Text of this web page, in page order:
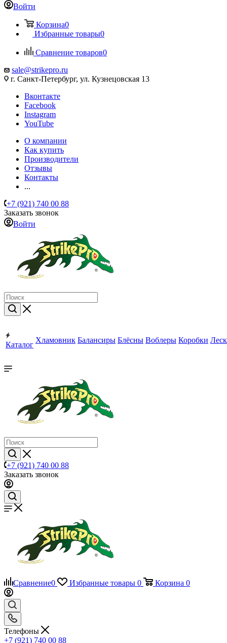
Войти
Корзина0
Избранные товары0
Сравнение товаров0
sale@strikepro.ru
г. Санкт-Петербург, ул. Кузнецовская 13
Вконтакте
Facebook
Instagram
YouTube
О компании
Как купить
Производители
Отзывы
Контакты
...
+7 (921) 740 00 88
Заказать звонок
Войти
Каталог
Хламовник Балансиры Блёсны Воблеры Коробки
+7 (921) 740 00 88
Заказать звонок
Сравнение0 Избранные товары 0 Корзина 0
Телефоны
+7 (921) 740 00 88